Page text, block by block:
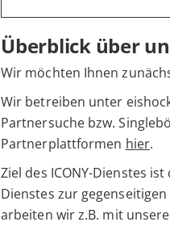
Überblick über
Wir möchten Ihnen
Wir betreiben unter
Partnersuche bzw.
Partnerplattformen hier.
Ziel des ICONY-Dienstes
Dienstes zur
arbeiten wir z.B. mit